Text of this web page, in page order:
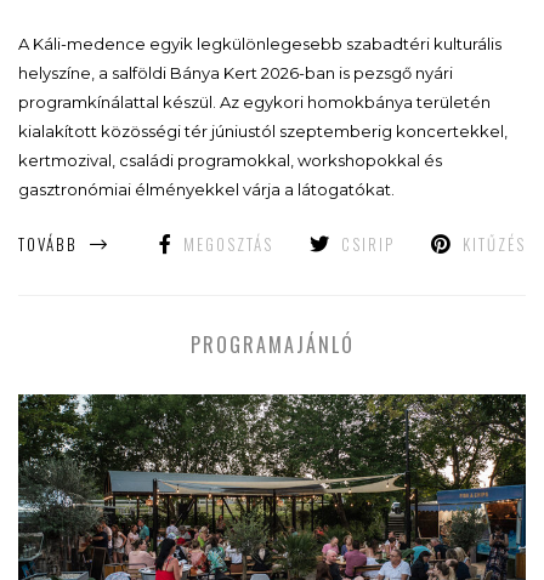
A Káli-medence egyik legkülönlegesebb szabadtéri kulturális
helyszíne, a salföldi Bánya Kert 2026-ban is pezsgő nyári
programkínálattal készül. Az egykori homokbánya területén
kialakított közösségi tér júniustól szeptemberig koncertekkel,
kertmozival, családi programokkal, workshopokkal és
gasztronómiai élményekkel várja a látogatókat.
TOVÁBB KITŰZÉS
CSIRIP
MEGOSZTÁS
PROGRAMAJÁNLÓ